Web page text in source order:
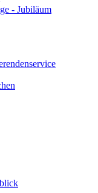
- Jubiläum